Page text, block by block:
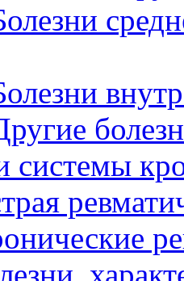
системы